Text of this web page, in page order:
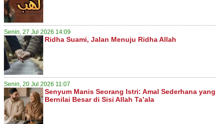
Senin, 27 Jul 2026 14:09
Ridha Suami, Jalan Menuju Ridha Allah
Senin, 20 Jul 2026 11:07
Senyum Manis Seorang Istri: Amal Sederhana yang
Bernilai Besar di Sisi Allah Ta’ala